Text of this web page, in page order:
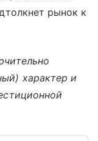
рынок к
характер и